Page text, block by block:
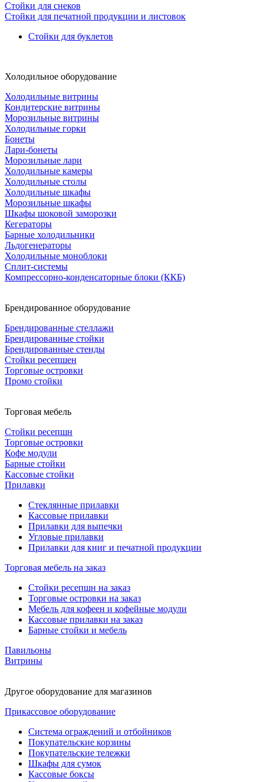
Стойки для снеков
Стойки для печатной продукции и листовок
Стойки для буклетов
Холодильное оборудование
Холодильные витрины
Кондитерские витрины
Морозильные витрины
Холодильные горки
Бонеты
Лари-бонеты
Морозильные лари
Холодильные камеры
Холодильные столы
Холодильные шкафы
Морозильные шкафы
Шкафы шоковой заморозки
Кегераторы
Барные холодильники
Льдогенераторы
Холодильные моноблоки
Сплит-системы
Компрессорно-конденсаторные блоки (ККБ)
Брендированное оборудование
Брендированные стеллажи
Брендированные стойки
Брендированные стенды
Стойки ресепшен
Торговые островки
Промо стойки
Торговая мебель
Стойки ресепшн
Торговые островки
Кофе модули
Барные стойки
Кассовые стойки
Прилавки
Стеклянные прилавки
Кассовые прилавки
Прилавки для выпечки
Угловые прилавки
Прилавки для книг и печатной продукции
Торговая мебель на заказ
Стойки ресепшн на заказ
Торговые островки на заказ
Мебель для кофеен и кофейные модули
Кассовые прилавки на заказ
Барные стойки и мебель
Павильоны
Витрины
Другое оборудование для магазинов
Прикассовое оборудование
Система ограждений и отбойников
Покупательские корзины
Покупательские тележки
Шкафы для сумок
Кассовые боксы